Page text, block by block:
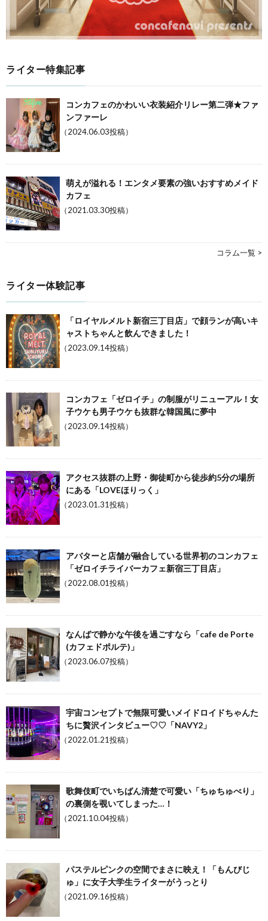
ライター特集記事
コンカフェのかわいい衣装紹介リレー第二弾★ファ
ンファーレ
（2024.06.03投稿）
萌えが溢れる！エンタメ要素の強いおすすめメイド
カフェ
（2021.03.30投稿）
コラム一覧 >
ライター体験記事
「ロイヤルメルト新宿三丁目店」で顔ランが高いキ
ャストちゃんと飲んできました！
（2023.09.14投稿）
コンカフェ「ゼロイチ」の制服がリニューアル！女
子ウケも男子ウケも抜群な韓国風に夢中
（2023.09.14投稿）
アクセス抜群の上野・御徒町から徒歩約5分の場所
にある「LOVEほりっく」
（2023.01.31投稿）
アバターと店舗が融合している世界初のコンカフェ
「ゼロイチライバーカフェ新宿三丁目店」
（2022.08.01投稿）
なんばで静かな午後を過ごすなら「cafe de Porte
(カフェドポルテ)」
（2023.06.07投稿）
宇宙コンセプトで無限可愛いメイドロイドちゃんた
ちに贅沢インタビュー♡♡「NAVY2」
（2022.01.21投稿）
歌舞伎町でいちばん清楚で可愛い「ちゅちゅべり」
の裏側を覗いてしまった…！
（2021.10.04投稿）
パステルピンクの空間でまさに映え！「もんびじ
ゅ」に女子大学生ライターがうっとり
（2021.09.16投稿）